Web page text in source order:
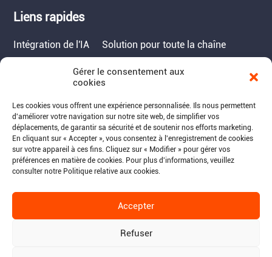
Liens rapides
Intégration de l'IA Solution pour toute la chaîne
Tél. : 717-490-1513
Adresse : 1050 Kreider Drive -
Suite 500, Middletown,
PA 17057
Courriel : info@raymantech.us
Gérer le consentement aux
cookies
Les cookies vous offrent une expérience personnalisée. Ils nous permettent
d'améliorer votre navigation sur notre site web, de simplifier vos
déplacements, de garantir sa sécurité et de soutenir nos efforts marketing.
En cliquant sur « Accepter », vous consentez à l'enregistrement de cookies
sur votre appareil à ces fins. Cliquez sur « Modifier » pour gérer vos
préférences en matière de cookies. Pour plus d'informations, veuillez
consulter notre Politique relative aux cookies.
Accepter
Refuser